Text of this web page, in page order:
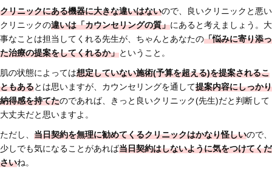
クリニックにある機器に大きな違いはないので、良いクリニックと悪い
クリニックの違いは「カウンセリングの質」にあると考えましょう。大
事なことは担当してくれる先生が、ちゃんとあなたの「悩みに寄り添っ
た治療の提案をしてくれるか」ということ。
肌の状態によっては想定していない施術(予算を超える)を提案されるこ
ともあるとは思いますが、カウンセリングを通して提案内容にしっかり
納得感を持てたのであれば、きっと良いクリニック(先生)だと判断して
大丈夫だと思いますよ。
ただし、 当日契約を無理に勧めてくるクリニックはかなり怪しいので、
少しでも気になることがあれば当日契約はしないように気をつけてくだ
さいね。